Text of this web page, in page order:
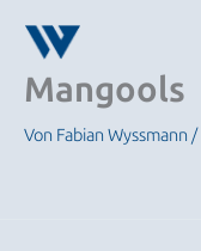
Inhalt
springen
Mangools
Von Fabian Wyssmann /